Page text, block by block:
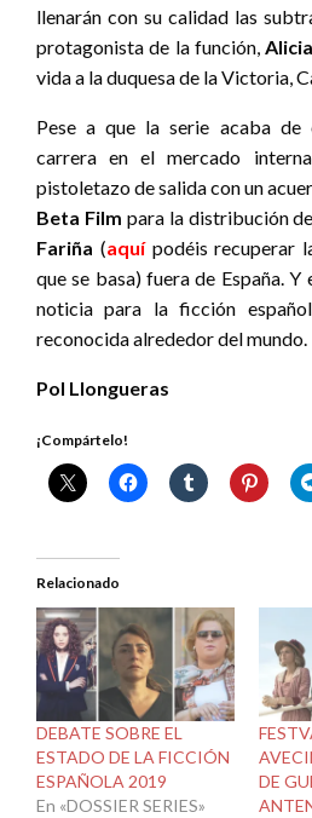
llenarán con su calidad las
protagonista de la función,
vida a la duquesa de la Victoria,
Pese a que la serie acaba de
carrera en el mercado
pistoletazo de salida con un
Beta Film para la distribución de
Fariña (aquípodéis recuperar
que se basa) fuera de España.
noticia para la ficción
reconocida alrededor del mundo.
Pol Llongueras
¡Compártelo!
Relacionado
DEBATE SOBRE EL
ESTADO DE LA FICCIÓN
ESPAÑOLA 2019
En «DOSSIER SERIES»
DE